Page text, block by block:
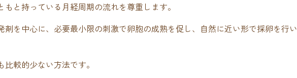
と持っている月経周期の流れを尊重します。
剤を中心に、必要最小限の刺激で卵胞の成熟を促し、自然に近い形で採卵を行い
較的少ない方法です。